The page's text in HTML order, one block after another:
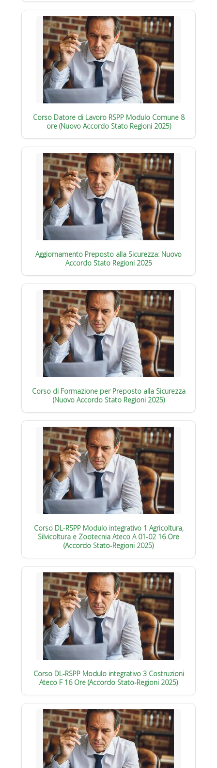
Corso Datore di Lavoro RSPP Modulo Comune 8
ore (Nuovo Accordo Stato Regioni 2025)
Aggiornamento Preposto alla Sicurezza: Nuovo
Accordo Stato Regioni 2025
Corso di Formazione per Preposto alla Sicurezza
(Nuovo Accordo Stato Regioni 2025)
Corso DL-RSPP Modulo integrativo 1 Agricoltura,
Silvicoltura e Zootecnia Ateco A 01-02 16 Ore
(Accordo Stato-Regioni 2025)
Corso DL-RSPP Modulo integrativo 3 Costruzioni
Ateco F 16 Ore (Accordo Stato-Regioni 2025)